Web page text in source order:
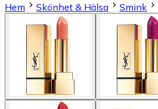
Hem
Skönhet & Hälsa Smink